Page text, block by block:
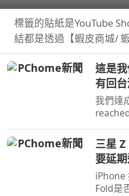
標籤的貼紙是YouTube
結都是透過【蝦皮商城/
證賣家不一定都是我購買
這是
有回台灣的
next
我們達
限時團
三星
要延
大戰
iPhone
Fold是